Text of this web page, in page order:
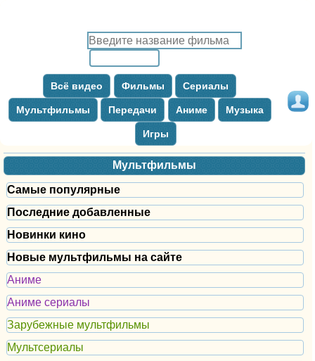
Всё видео Фильмы Сериалы
Мультфильмы Передачи Аниме Музыка
Игры
Мультфильмы
Самые популярные
Последние добавленные
Новинки кино
Новые мультфильмы на сайте
Аниме
Аниме сериалы
Зарубежные мультфильмы
Мультсериалы